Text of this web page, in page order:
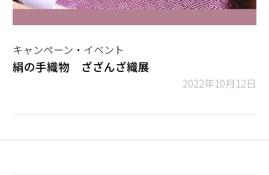
キャンペーン・イベント
絹の手織物 ざざんざ織展
2022年10月12日